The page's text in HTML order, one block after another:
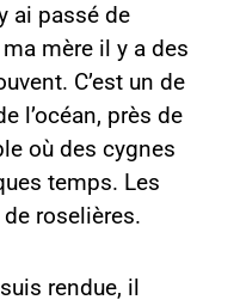
ai passé de
mère il y a des
C’est un de
l’océan, près de
où des cygnes
temps. Les
roselières.
rendue, il